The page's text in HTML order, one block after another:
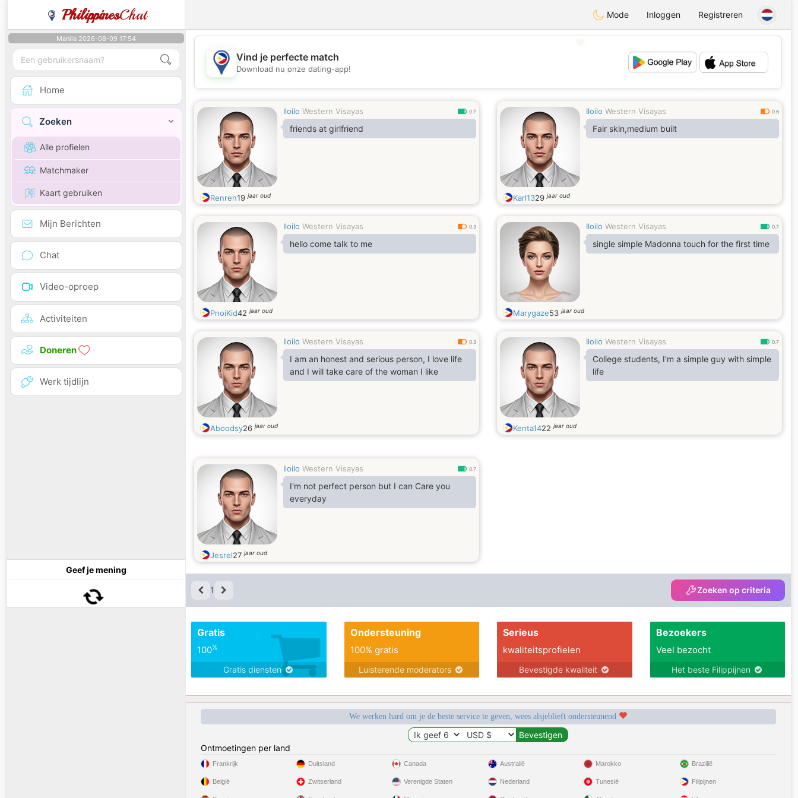
PhilippinesChat Mode Inloggen Registreren
Manila 2026-08-09 17:54
Home
Zoeken
Alle profielen
Matchmaker
Kaart gebruiken
Mijn Berichten
Chat
Video-oproep
Activiteiten
Doneren
Werk tijdlijn
Geef je mening
💖
💕
Vind je perfecte match
Download nu onze dating-app!
Iloilo Western Visayas 0.7
friends at girlfriend
Renren19jaar oud
Iloilo Western Visayas 0.6
Fair skin,medium built
Karl1329jaar oud
Iloilo Western Visayas 0.3
hello come talk to me
PnoiKid42jaar oud
Iloilo Western Visayas 0.7
single simple Madonna touch for the first time
Marygaze53jaar oud
Iloilo Western Visayas 0.3
I am an honest and serious person, I love life
and I will take care of the woman I like
Aboodsy26jaar oud
Iloilo Western Visayas 0.7
College students, I'm a simple guy with simple
life
Kenta1422jaar oud
Iloilo Western Visayas 0.7
I'm not perfect person but I can Care you
everyday
Jesrel27jaar oud
1 Zoeken op criteria
Gratis
100%
Gratis diensten
Ondersteuning
100% gratis
Luisterende moderators
Serieus
kwaliteitsprofielen
Bevestigde kwaliteit
Bezoekers
Veel bezocht
Het beste Filippijnen
We werken hard om je de beste service te geven, wees alsjeblieft ondersteunend
Ontmoetingen per land
Frankrijk
België
Duitsland
Zwitserland
Canada
Verenigde Staten
Australië
Nederland
Marokko
Tunesië
Brazilië
Filipijnen